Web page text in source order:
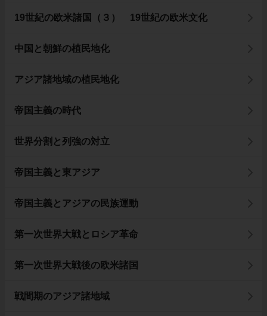
19世紀の欧米諸国（３） 19世紀の欧米文化
中国と朝鮮の植民地化
アジア諸地域の植民地化
帝国主義の時代
世界分割と列強の対立
帝国主義と東アジア
帝国主義とアジアの民族運動
第一次世界大戦とロシア革命
第一次世界大戦後の欧米諸国
戦間期のアジア諸地域